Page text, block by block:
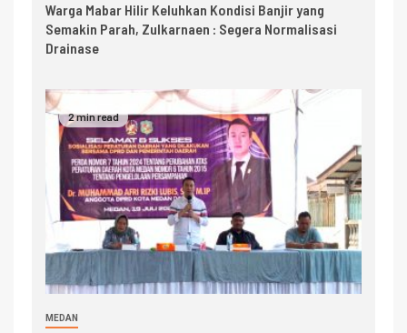
Warga Mabar Hilir Keluhkan Kondisi Banjir yang
Semakin Parah, Zulkarnaen : Segera Normalisasi
Drainase
2 min read
MEDAN